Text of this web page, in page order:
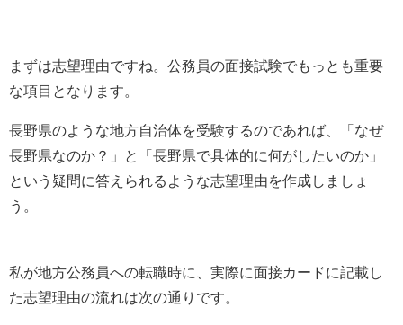
まずは志望理由ですね。公務員の面接試験でもっとも重要
な項目となります。
長野県のような地方自治体を受験するのであれば、「なぜ
長野県なのか？」と「長野県で具体的に何がしたいのか」
という疑問に答えられるような志望理由を作成しましょ
う。
私が地方公務員への転職時に、実際に面接カードに記載し
た志望理由の流れは次の通りです。